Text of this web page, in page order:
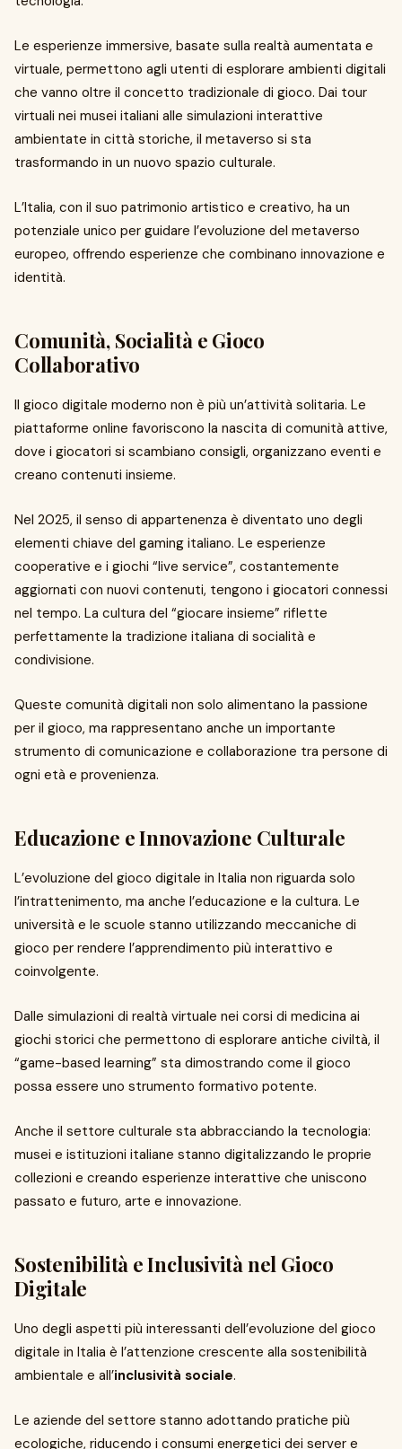
Le esperienze immersive, basate sulla realtà aumentata e
virtuale, permettono agli utenti di esplorare ambienti digitali
che vanno oltre il concetto tradizionale di gioco. Dai tour
virtuali nei musei italiani alle simulazioni interattive
ambientate in città storiche, il metaverso si sta
trasformando in un nuovo spazio culturale.
L’Italia, con il suo patrimonio artistico e creativo, ha un
potenziale unico per guidare l’evoluzione del metaverso
europeo, offrendo esperienze che combinano innovazione e
identità.
Comunità, Socialità e Gioco
Collaborativo
Il gioco digitale moderno non è più un’attività solitaria. Le
piattaforme online favoriscono la nascita di comunità attive,
dove i giocatori si scambiano consigli, organizzano eventi e
creano contenuti insieme.
Nel 2025, il senso di appartenenza è diventato uno degli
elementi chiave del gaming italiano. Le esperienze
cooperative e i giochi “live service”, costantemente
aggiornati con nuovi contenuti, tengono i giocatori connessi
nel tempo. La cultura del “giocare insieme” riflette
perfettamente la tradizione italiana di socialità e
condivisione.
Queste comunità digitali non solo alimentano la passione
per il gioco, ma rappresentano anche un importante
strumento di comunicazione e collaborazione tra persone di
ogni età e provenienza.
Educazione e Innovazione Culturale
L’evoluzione del gioco digitale in Italia non riguarda solo
l’intrattenimento, ma anche l’educazione e la cultura. Le
università e le scuole stanno utilizzando meccaniche di
gioco per rendere l’apprendimento più interattivo e
coinvolgente.
Dalle simulazioni di realtà virtuale nei corsi di medicina ai
giochi storici che permettono di esplorare antiche civiltà, il
“game-based learning” sta dimostrando come il gioco
possa essere uno strumento formativo potente.
Anche il settore culturale sta abbracciando la tecnologia:
musei e istituzioni italiane stanno digitalizzando le proprie
collezioni e creando esperienze interattive che uniscono
passato e futuro, arte e innovazione.
Sostenibilità e Inclusività nel Gioco
Digitale
Uno degli aspetti più interessanti dell’evoluzione del gioco
digitale in Italia è l’attenzione crescente alla sostenibilità
ambientale e all’inclusività sociale.
Le aziende del settore stanno adottando pratiche più
ecologiche, riducendo i consumi energetici dei server e